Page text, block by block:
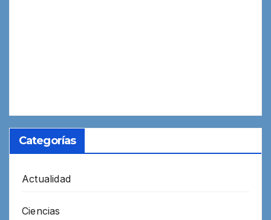
Categorías
Actualidad
Ciencias